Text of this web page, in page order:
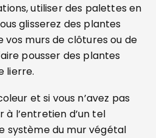
utiliser des palettes en
glisserez des plantes
vos murs de clôtures ou de
pousser des plantes
lierre.
et si vous n’avez pas
l’entretien d’un tel
système du mur végétal